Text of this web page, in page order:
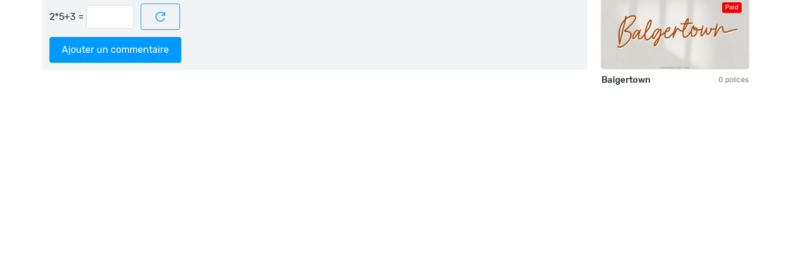
=
Ajouter un commentaire
Paid
Balgertown 0 polices